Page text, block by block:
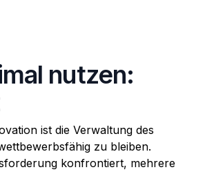
nutzen:
ist die Verwaltung des
zu bleiben.
konfrontiert, mehrere